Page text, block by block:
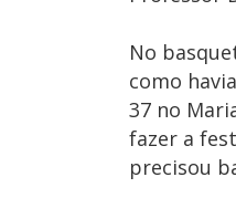
No
como
37 no
fazer a
precisou